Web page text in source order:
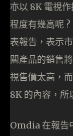
亦以 8K 電視
程度有幾高呢
表報告，表示
關產品的銷售
視售價太高，
8K 的內容，所
Omdia 在報告